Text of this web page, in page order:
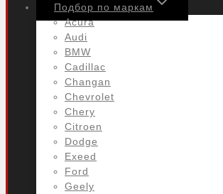
Подбор по маркам
Acura
Audi
BMW
Cadillac
Changan
Chevrolet
Chery
Citroen
Dodge
Exeed
Ford
Geely